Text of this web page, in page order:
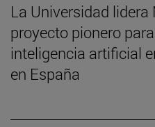
La Universidad lidera
proyecto pionero
inteligencia artificial
en España